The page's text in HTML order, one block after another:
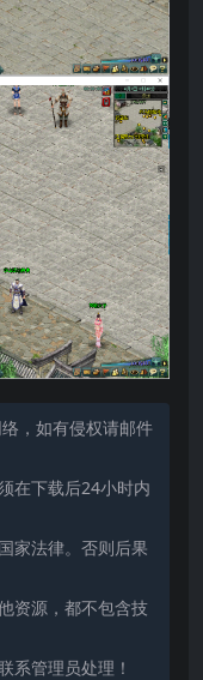
，如有侵权请邮件
在下载后24小时内
家法律。否则后果
资源，都不包含技
系管理员处理！